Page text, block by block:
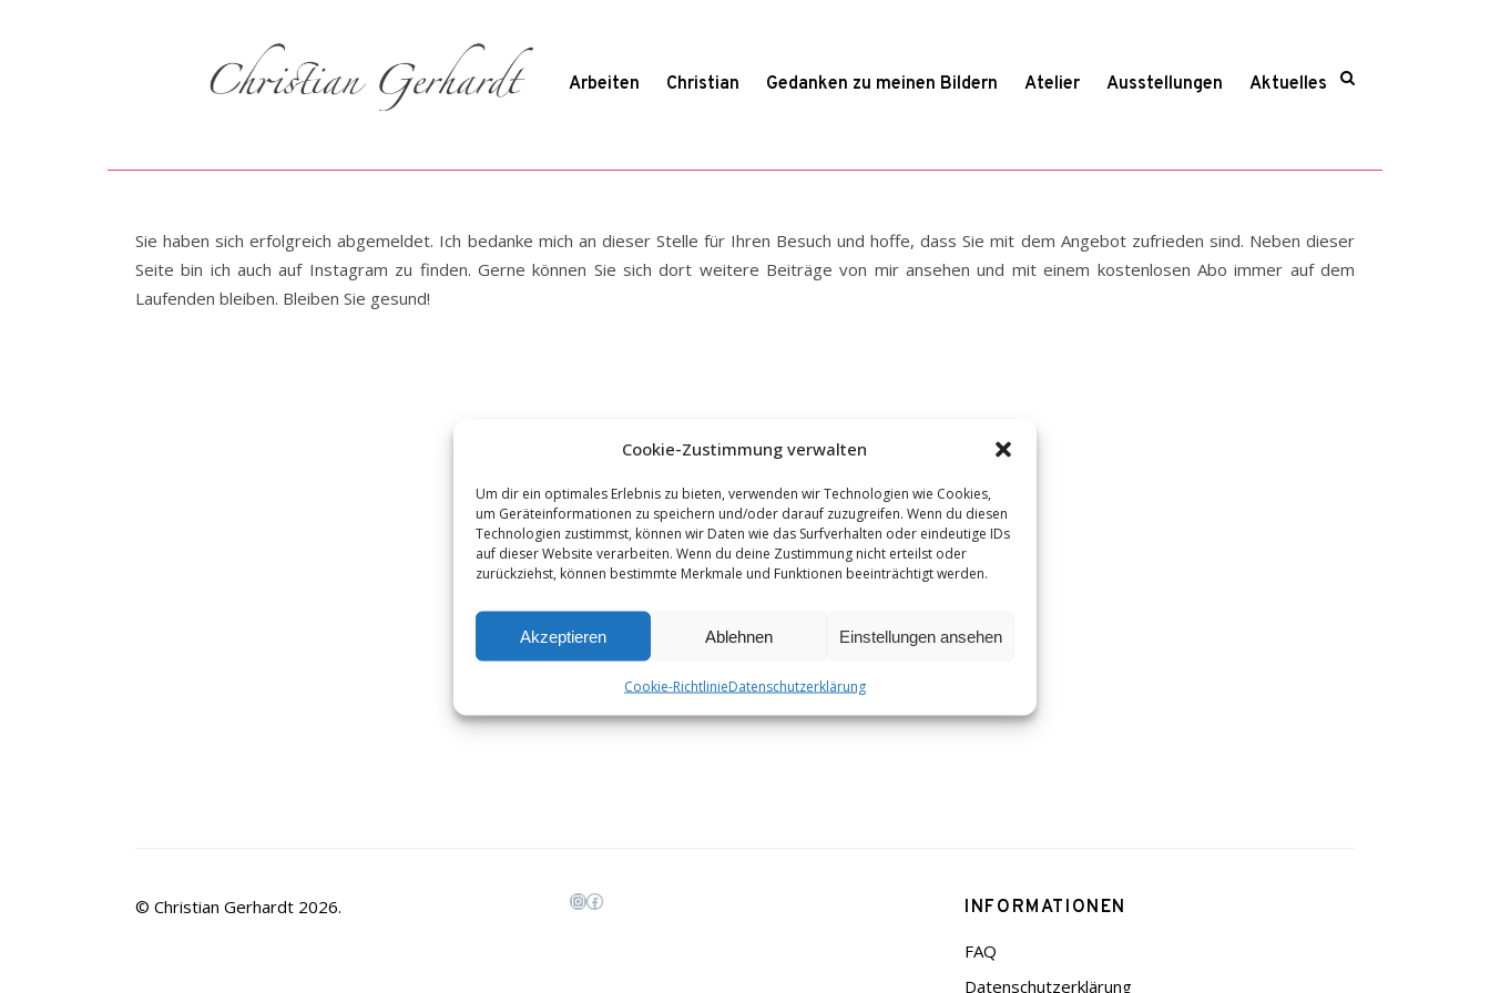
Cookie-Zustimmung verwalten
Um dir ein optimales Erlebnis zu bieten, verwenden wir Technologien wie Cookies,
um Geräteinformationen zu speichern und/oder darauf zuzugreifen. Wenn du diesen
Technologien zustimmst, können wir Daten wie das Surfverhalten oder eindeutige IDs
auf dieser Website verarbeiten. Wenn du deine Zustimmung nicht erteilst oder
zurückziehst, können bestimmte Merkmale und Funktionen beeinträchtigt werden.
Akzeptieren Ablehnen Einstellungen ansehen
Cookie-RichtlinieDatenschutzerklärung
Arbeiten Christian Gedanken zu meinen Bildern Atelier Ausstellungen Aktuelles
Sie haben sich erfolgreich abgemeldet. Ich bedanke mich an dieser Stelle für Ihren Besuch und hoffe, dass Sie mit dem Angebot zufrieden sind. Neben dieser
Seite bin ich auch auf Instagram zu finden. Gerne können Sie sich dort weitere Beiträge von mir ansehen und mit einem kostenlosen Abo immer auf dem
Laufenden bleiben. Bleiben Sie gesund!
© Christian Gerhardt 2026. Instagram
Facebook
INFORMATIONEN
FAQ
Datenschutzerklärung